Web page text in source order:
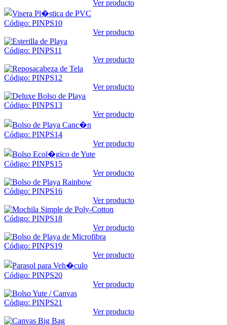
Ver producto
Código: PINPS10
Ver producto
Código: PINPS11
Ver producto
Código: PINPS12
Ver producto
Código: PINPS13
Ver producto
Código: PINPS14
Ver producto
Código: PINPS15
Ver producto
Código: PINPS16
Ver producto
Código: PINPS18
Ver producto
Código: PINPS19
Ver producto
Código: PINPS20
Ver producto
Código: PINPS21
Ver producto